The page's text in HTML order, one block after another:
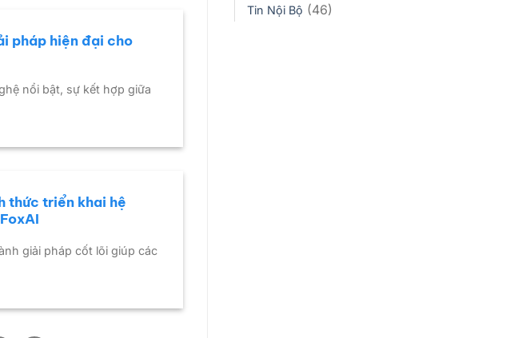
pháp hiện đại cho
nổi bật, sự kết hợp giữa
thức triển khai hệ
giải pháp cốt lõi giúp các
Tin Nội Bộ (46)